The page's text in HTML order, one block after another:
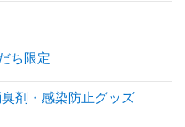
ち限定
剤・感染防止グッズ